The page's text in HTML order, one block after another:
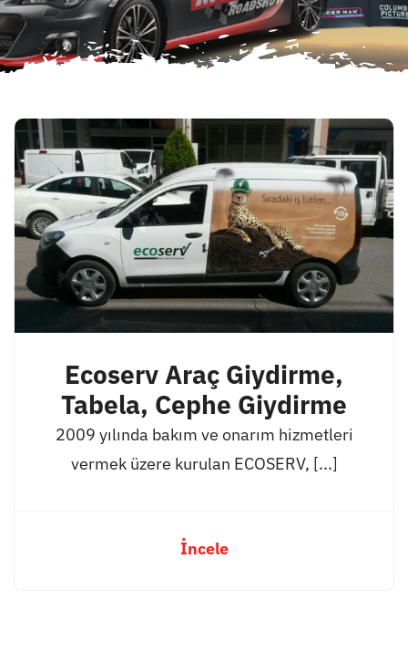
Ecoserv Araç Giydirme,
Tabela, Cephe Giydirme
2009 yılında bakım ve onarım hizmetleri
vermek üzere kurulan ECOSERV, [...]
İncele